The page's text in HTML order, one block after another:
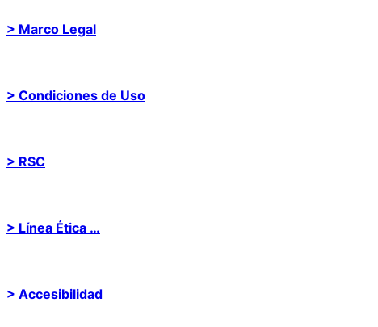
> Marco Legal
> Condiciones de Uso
> RSC
> Línea Ética …
> Accesibilidad